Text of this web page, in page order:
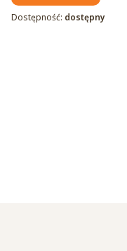
Dostępność: dostępny